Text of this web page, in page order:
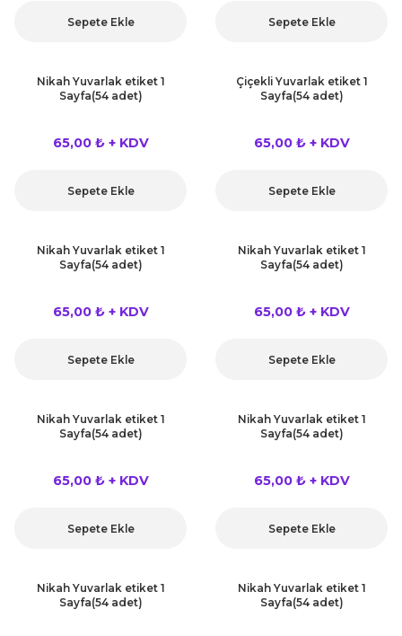
Sepete Ekle Sepete Ekle
Nikah Yuvarlak etiket 1
Sayfa(54 adet)
65,00 ₺ + KDV
Sepete Ekle
Çiçekli Yuvarlak etiket 1
Sayfa(54 adet)
65,00 ₺ + KDV
Sepete Ekle
Nikah Yuvarlak etiket 1
Sayfa(54 adet)
65,00 ₺ + KDV
Sepete Ekle
Nikah Yuvarlak etiket 1
Sayfa(54 adet)
65,00 ₺ + KDV
Sepete Ekle
Nikah Yuvarlak etiket 1
Sayfa(54 adet)
65,00 ₺ + KDV
Sepete Ekle
Nikah Yuvarlak etiket 1
Sayfa(54 adet)
65,00 ₺ + KDV
Sepete Ekle
Nikah Yuvarlak etiket 1
Sayfa(54 adet)
Nikah Yuvarlak etiket 1
Sayfa(54 adet)